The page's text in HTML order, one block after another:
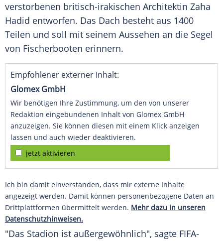
verstorbenen britisch-irakischen Architektin Zaha
Hadid entworfen. Das Dach besteht aus 1400
Teilen und soll mit seinem Aussehen an die Segel
von Fischerbooten erinnern.
Empfohlener externer Inhalt:
Glomex GmbH
Wir benötigen Ihre Zustimmung, um den von unserer
Redaktion eingebundenen Inhalt von Glomex GmbH
anzuzeigen. Sie können diesen mit einem Klick anzeigen
lassen und auch wieder deaktivieren.
jetzt aktivieren
Ich bin damit einverstanden, dass mir externe Inhalte
angezeigt werden. Damit können personenbezogene Daten an
Drittplattformen übermittelt werden. Mehr dazu in unseren
Datenschutzhinweisen.
"Das Stadion ist außergewöhnlich", sagte FIFA-